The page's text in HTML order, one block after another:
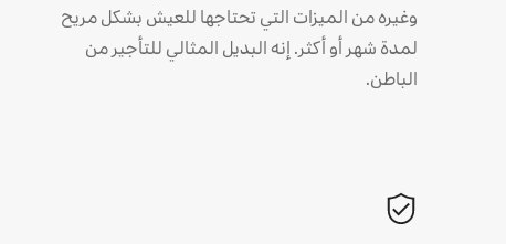
وغيره من الميزات التي تحتاجها للعيش بشكل مريح
لمدة شهر أو أكثر. إنه البديل المثالي للتأجير من
الباطن.